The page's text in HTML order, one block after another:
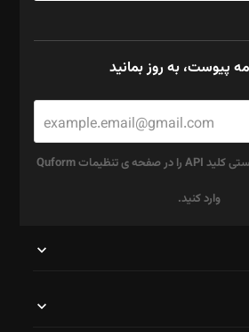
پیوست، به روز بمانید
برای استفاده از ریکپچا بایستی کلید API را در صفحه ی تنظیمات Quform
وارد کنید.